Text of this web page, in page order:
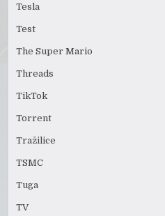
Tesla
Test
The Super Mario
Threads
TikTok
Torrent
Tražilice
TSMC
Tuga
TV